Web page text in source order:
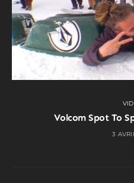
Volcom Spot To
3